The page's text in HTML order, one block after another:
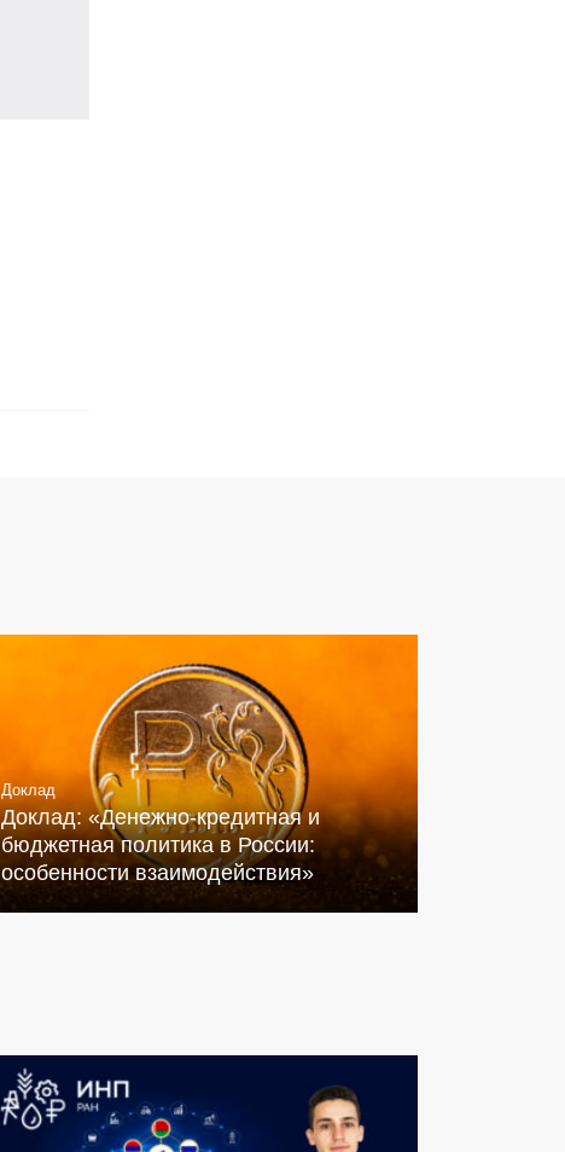
Доклад
Доклад: «Денежно-кредитная и
бюджетная политика в России:
особенности взаимодействия»